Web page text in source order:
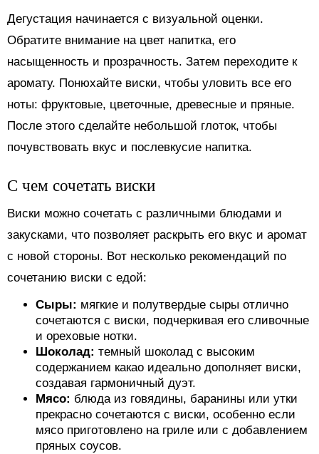
Дегустация начинается с визуальной оценки.
Обратите внимание на цвет напитка, его
насыщенность и прозрачность. Затем переходите к
аромату. Понюхайте виски, чтобы уловить все его
ноты: фруктовые, цветочные, древесные и пряные.
После этого сделайте небольшой глоток, чтобы
почувствовать вкус и послевкусие напитка.
С чем сочетать виски
Виски можно сочетать с различными блюдами и
закусками, что позволяет раскрыть его вкус и аромат
с новой стороны. Вот несколько рекомендаций по
сочетанию виски с едой:
Сыры: мягкие и полутвердые сыры отлично
сочетаются с виски, подчеркивая его сливочные
и ореховые нотки.
Шоколад: темный шоколад с высоким
содержанием какао идеально дополняет виски,
создавая гармоничный дуэт.
Мясо: блюда из говядины, баранины или утки
прекрасно сочетаются с виски, особенно если
мясо приготовлено на гриле или с добавлением
пряных соусов.